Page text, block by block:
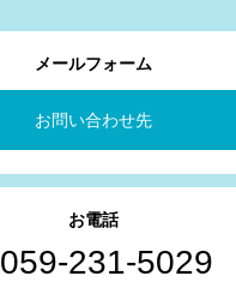
メールフォーム
お問い合わせ先
お電話
059-231-5029